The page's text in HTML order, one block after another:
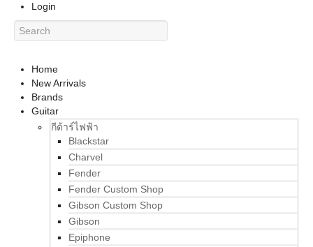
Login
Home
New Arrivals
Brands
Guitar
กีต้าร์ไฟฟ้า
Blackstar
Charvel
Fender
Fender Custom Shop
Gibson Custom Shop
Gibson
Epiphone